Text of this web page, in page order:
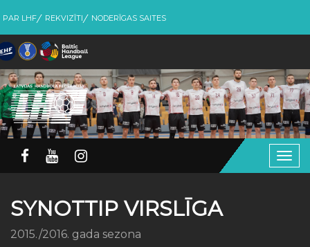
PAR LHF REKVIZĪTI NODERĪGAS SAITES
SYNOTTIP VIRSLĪGA
2015./2016. gada sezona